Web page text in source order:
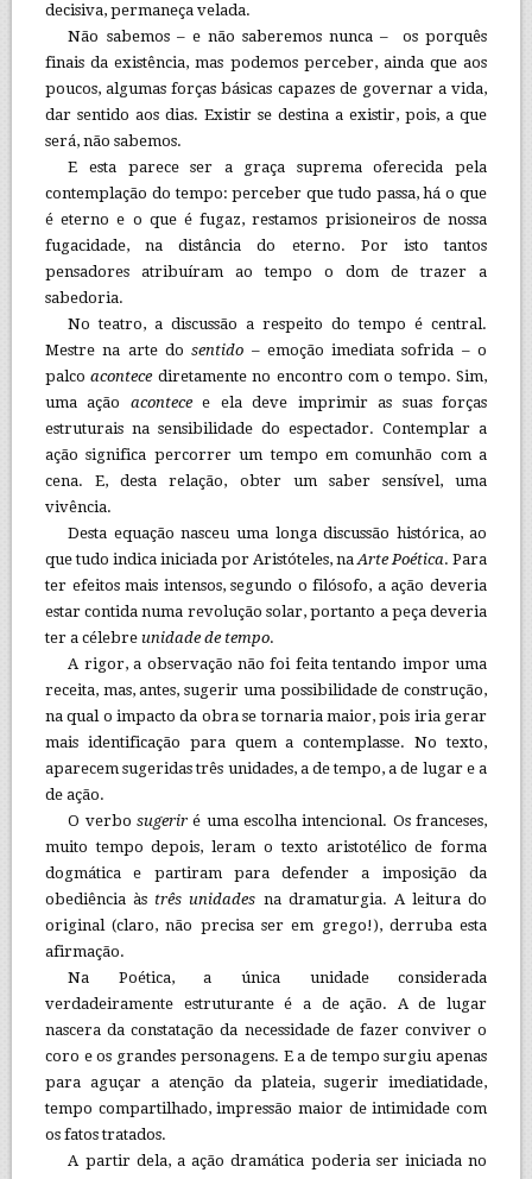
decisiva, permaneça velada.
Não sabemos – e não saberemos nunca – os porquês
finais da existência, mas podemos perceber, ainda que aos
poucos, algumas forças básicas capazes de governar a vida,
dar sentido aos dias. Existir se destina a existir, pois, a que
será, não sabemos.
E esta parece ser a graça suprema oferecida pela
contemplação do tempo: perceber que tudo passa, há o que
é eterno e o que é fugaz, restamos prisioneiros de nossa
fugacidade, na distância do eterno. Por isto tantos
pensadores atribuíram ao tempo o dom de trazer a
sabedoria.
No teatro, a discussão a respeito do tempo é central.
Mestre na arte dosentido – emoção imediata sofrida – o
palcoacontecediretamente no encontro com o tempo. Sim,
uma ação acontecee ela deve imprimir as suas forças
estruturais na sensibilidade do espectador. Contemplar a
ação significa percorrer um tempo em comunhão com a
cena. E, desta relação, obter um saber sensível, uma
vivência.
Desta equação nasceu uma longa discussão histórica, ao
que tudo indica iniciada por Aristóteles, naArte Poética. Para
ter efeitos mais intensos, segundo o filósofo, a ação deveria
estar contida numa revolução solar, portanto a peça deveria
ter a célebre unidade de tempo.
A rigor, a observação não foi feita tentando impor uma
receita, mas, antes, sugerir uma possibilidade de construção,
na qual o impacto da obra se tornaria maior, pois iria gerar
mais identificação para quem a contemplasse. No texto,
aparecem sugeridas três unidades, a de tempo, a de lugar e a
de ação.
O verbosugerir é uma escolha intencional. Os franceses,
muito tempo depois, leram o texto aristotélico de forma
dogmática e partiram para defender a imposição da
obediência às três unidades na dramaturgia. A leitura do
original (claro, não precisa ser em grego!), derruba esta
afirmação.
Na Poética, a única unidade considerada
verdadeiramente estruturante é a de ação. A de lugar
nascera da constatação da necessidade de fazer conviver o
coro e os grandes personagens. E a de tempo surgiu apenas
para aguçar a atenção da plateia, sugerir imediatidade,
tempo compartilhado, impressão maior de intimidade com
os fatos tratados.
A partir dela, a ação dramática poderia ser iniciada no